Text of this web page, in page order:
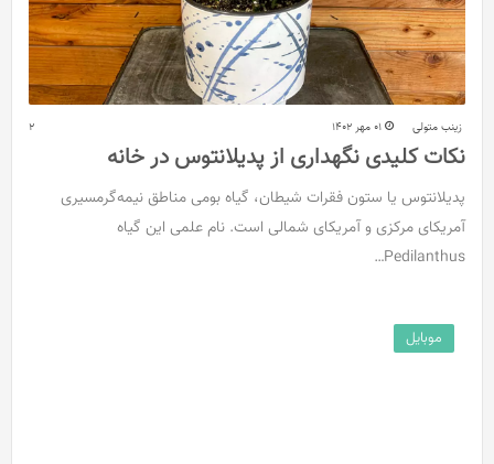
زینب متولی 01 مهر 1402 2
نکات کلیدی نگهداری از پدیلانتوس در خانه
پدیلانتوس یا ستون فقرات شیطان، گیاه بومی مناطق نیمه‌گرمسیری
آمریکای مرکزی و آمریکای شمالی است. نام علمی این گیاه
Pedilanthus…
موبایل